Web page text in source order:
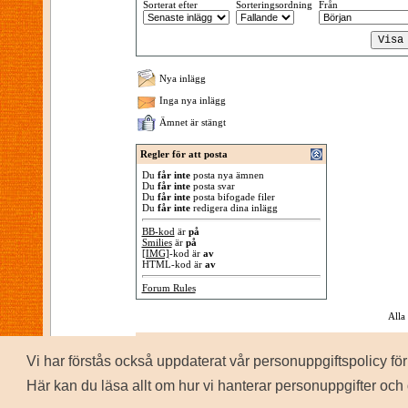
Vi har förstås också uppdaterat vår personuppgiftspolicy
Här kan du läsa allt om hur vi hanterar personuppgifter och
Sorterat efter
Sorteringsordning Från
Nya inlägg
Inga nya inlägg
Ämnet är stängt
Regler för att posta
Du får inteposta nya ämnen
Du får inteposta svar
Du får inteposta bifogade filer
Du får interedigera dina inlägg
BB-kod är på
Smiliesär på
[IMG]-kod är av
HTML-kod är av
Forum Rules
Alla